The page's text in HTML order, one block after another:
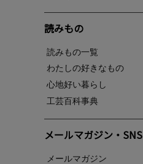
読みもの
読みもの一覧
わたしの好きなもの
心地好い暮らし
工芸百科事典
メールマガジン・SNS
メールマガジン